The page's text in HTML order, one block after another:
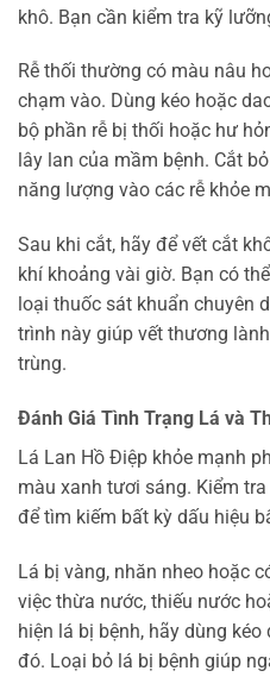
khô. Bạn cần kiểm tra kỹ
Rễ thối thường có màu nâu
chạm vào. Dùng kéo hoặc
bộ phần rễ bị thối hoặc hư
lây lan của mầm bệnh. Cắt
năng lượng vào các rễ khỏe
Sau khi cắt, hãy để vết cắt
khí khoảng vài giờ. Bạn có
loại thuốc sát khuẩn chuyên
trình này giúp vết thương
trùng.
Đánh Giá Tình Trạng Lá và
Lá Lan Hồ Điệp khỏe mạnh
màu xanh tươi sáng. Kiểm
để tìm kiếm bất kỳ dấu hiệu
Lá bị vàng, nhăn nheo hoặc
việc thừa nước, thiếu nước
hiện lá bị bệnh, hãy dùng
đó. Loại bỏ lá bị bệnh giúp